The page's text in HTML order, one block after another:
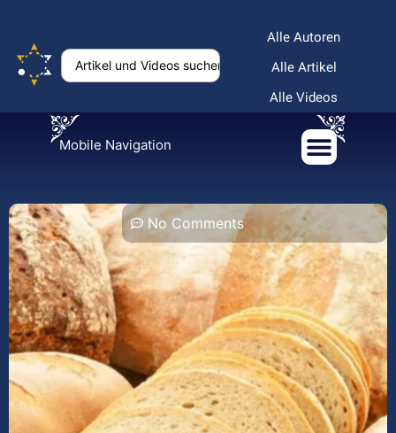
Alle Autoren
Alle Artikel
Alle Videos
Mobile Navigation
No Comments